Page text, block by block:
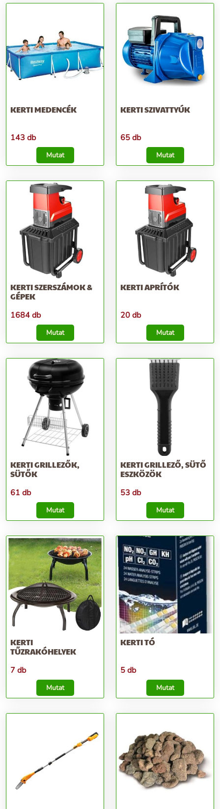
KERTI MEDENCÉK
143 db
Mutat
KERTI SZIVATTYÚK
65 db
Mutat
KERTI SZERSZÁMOK &
GÉPEK
1684 db
Mutat
KERTI APRÍTÓK
20 db
Mutat
KERTI GRILLEZŐK,
SÜTŐK
61 db
Mutat
KERTI GRILLEZŐ, SÜTŐ
ESZKÖZÖK
53 db
Mutat
KERTI
TŰZRAKÓHELYEK
7 db
Mutat
KERTI TÓ
5 db
Mutat